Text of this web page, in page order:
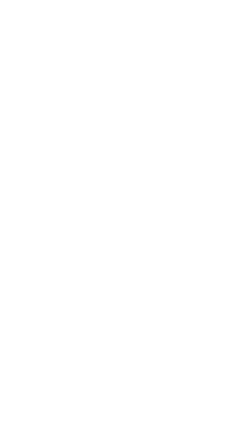
fi PID=$1